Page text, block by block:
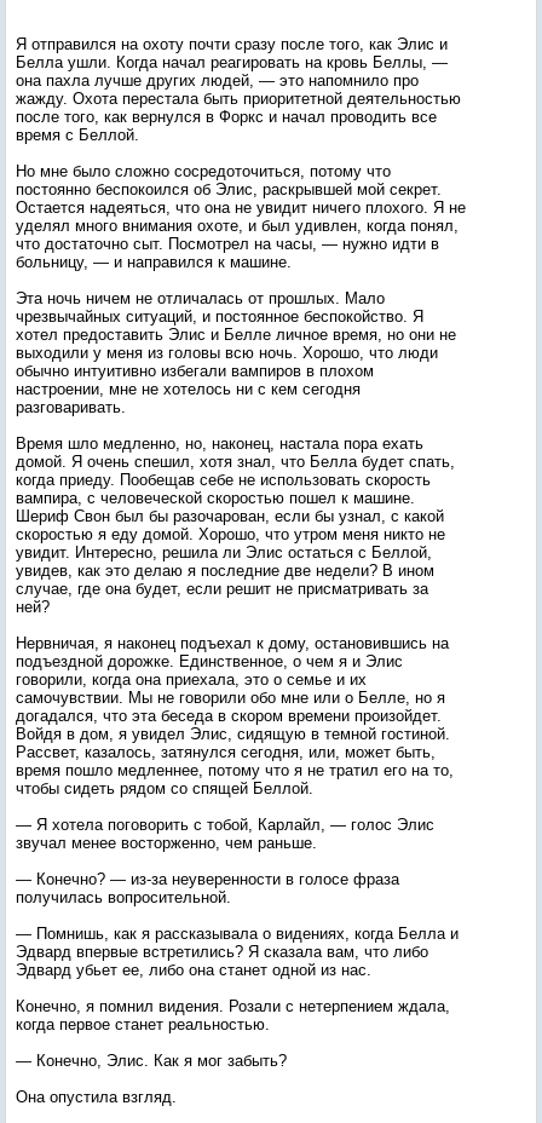
Я отправился на охоту почти сразу после того, как Элис и
Белла ушли. Когда начал реагировать на кровь Беллы, —
она пахла лучше других людей, — это напомнило про
жажду. Охота перестала быть приоритетной деятельностью
после того, как вернулся в Форкс и начал проводить все
время с Беллой.
Но мне было сложно сосредоточиться, потому что
постоянно беспокоился об Элис, раскрывшей мой секрет.
Остается надеяться, что она не увидит ничего плохого. Я не
уделял много внимания охоте, и был удивлен, когда понял,
что достаточно сыт. Посмотрел на часы, — нужно идти в
больницу, — и направился к машине.
Эта ночь ничем не отличалась от прошлых. Мало
чрезвычайных ситуаций, и постоянное беспокойство. Я
хотел предоставить Элис и Белле личное время, но они не
выходили у меня из головы всю ночь. Хорошо, что люди
обычно интуитивно избегали вампиров в плохом
настроении, мне не хотелось ни с кем сегодня
разговаривать.
Время шло медленно, но, наконец, настала пора ехать
домой. Я очень спешил, хотя знал, что Белла будет спать,
когда приеду. Пообещав себе не использовать скорость
вампира, с человеческой скоростью пошел к машине.
Шериф Свон был бы разочарован, если бы узнал, с какой
скоростью я еду домой. Хорошо, что утром меня никто не
увидит. Интересно, решила ли Элис остаться с Беллой,
увидев, как это делаю я последние две недели? В ином
случае, где она будет, если решит не присматривать за
ней?
Нервничая, я наконец подъехал к дому, остановившись на
подъездной дорожке. Единственное, о чем я и Элис
говорили, когда она приехала, это о семье и их
самочувствии. Мы не говорили обо мне или о Белле, но я
догадался, что эта беседа в скором времени произойдет.
Войдя в дом, я увидел Элис, сидящую в темной гостиной.
Рассвет, казалось, затянулся сегодня, или, может быть,
время пошло медленнее, потому что я не тратил его на то,
чтобы сидеть рядом со спящей Беллой.
— Я хотела поговорить с тобой, Карлайл, — голос Элис
звучал менее восторженно, чем раньше.
— Конечно? — из-за неуверенности в голосе фраза
получилась вопросительной.
— Помнишь, как я рассказывала о видениях, когда Белла и
Эдвард впервые встретились? Я сказала вам, что либо
Эдвард убьет ее, либо она станет одной из нас.
Конечно, я помнил видения. Розали с нетерпением ждала,
когда первое станет реальностью.
— Конечно, Элис. Как я мог забыть?
Она опустила взгляд.